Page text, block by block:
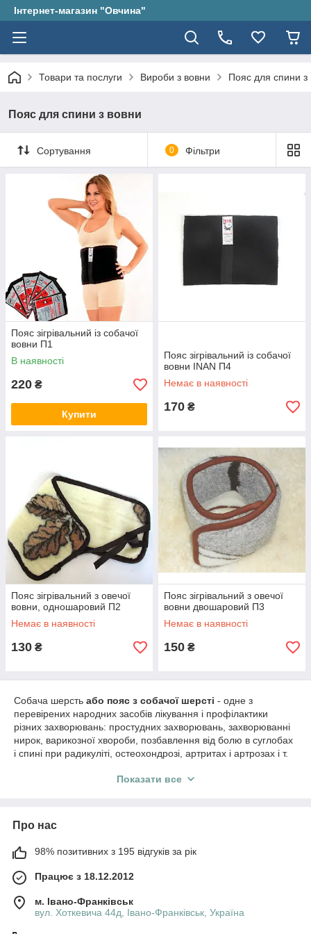
Інтернет-магазин "Овчина"
Товари та послуги Вироби з вовни Пояс для спини з
Пояс для спини з вовни
Сортування 0 Фільтри
Пояс зігрівальний із собачої
вовни П1
В наявності
220 ₴
Купити
Пояс зігрівальний із собачої
вовни INAN П4
Немає в наявності
170 ₴
Пояс зігрівальний з овечої
вовни, одношаровий П2
Немає в наявності
130 ₴
Пояс зігрівальний з овечої
вовни двошаровий П3
Немає в наявності
150 ₴
Собача шерсть або пояс з собачої шерсті - одне з
перевірених народних засобів лікування і профілактики
різних захворювань: простудних захворювань, захворюванні
нирок, варикозної хвороби, позбавлення від болю в суглобах
і спині при радикуліті, остеохондрозі, артритах і артрозах і т.
На відміну від шерсті інших тварин, шерсть собак:
·
містить поверхнево-активні речовини, проникнення яких
зменшує біль;
·
нейтралізує негативні електричні заряди на поверхні
тіла;
·
надає колюча дію на шкіру, що сприяє великому
припливу крові до хворого місця і викликає ефект близький до
Показати все
Про нас
98% позитивних з 195 відгуків за рік
Працює з 18.12.2012
м. Івано-Франківськ
вул. Хоткевича 44д, Івано-Франківськ, Україна